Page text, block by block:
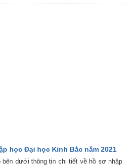
học Đại học Kinh Bắc năm 2021
bên dưới thông tin chi tiết về hồ sơ nhập